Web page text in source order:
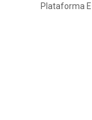
Plataforma